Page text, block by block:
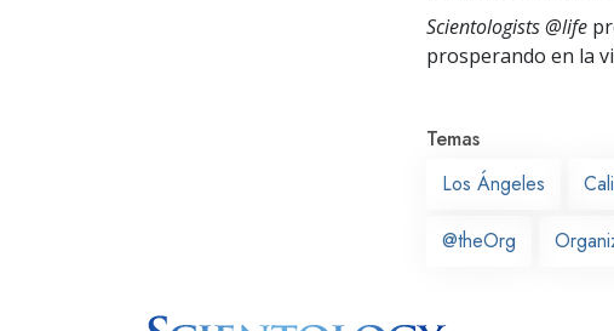
Scientologists @life
prosperando en la
Temas
Los Ángeles
@theOrg